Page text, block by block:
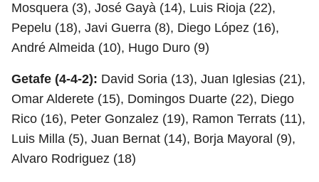
Mosquera (3), José Gayà (14), Luis Rioja (22),
Pepelu (18), Javi Guerra (8), Diego López (16),
André Almeida (10), Hugo Duro (9)
Getafe (4-4-2): David Soria (13), Juan Iglesias (21),
Omar Alderete (15), Domingos Duarte (22), Diego
Rico (16), Peter Gonzalez (19), Ramon Terrats (11),
Luis Milla (5), Juan Bernat (14), Borja Mayoral (9),
Alvaro Rodriguez (18)